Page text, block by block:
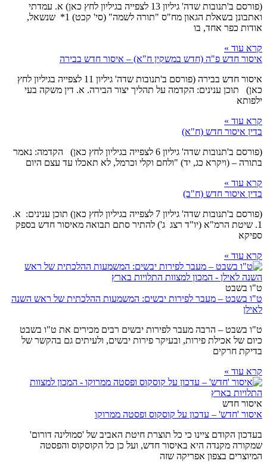
(פורסם ב'תנובות שדה' גיליון 13 לצפייה בגיליון לחץ כאן) א. עמדתי
ואתבונן בשאלת הגאון מח"ס "תורה לשמה" (סי' קכט) 1* שנשאל,
אודות כפר אחד, בו
קרא עוד »
איסור חדש פ"ה (חדש במשקין ח"א) – איסור חדש בבירה
איסור חדש בבירה (פורסם ב'תנובות שדה' גיליון 11 לצפייה בגיליון לחץ
כאן) תוכן ענינים: הקדמה על תהליך יצור הבירה. א. דין משקה בעי
ילפותא
קרא עוד »
בדין איסור חדש (ח"א)
(פורסם ב'תנובות שדה' גיליון 6 לצפייה בגיליון לחץ כאן) הקדמה: נאמר
בתורה – (ויקרא כג, יד) "ולחם וקלי וכרמל, לא תאכלו עד עצם היום
קרא עוד »
בדין איסור חדש (ח"ב)
(פורסם ב'תנובות שדה' גיליון 7 לצפייה בגיליון לחץ כאן) תוכן ענינים: א.
1. שיטת הרמ"א (יו"ד רצג ג') להתיר סתם תבואה מאיסור חדש בספק
ספיקא
קרא עוד »
ט"ו בשבט
ט"ו בשבט – מעבר לפירות יבשים: המשמעות ההלכתית של ראש השנה
לאילן
ט"ו בשבט – הרבה מעבר לפירות יבשים רבים מכירים את ט"ו בשבט
כיום של אכילת פירות, ובעיקר פירות יבשים, ולעיתים גם בהקשר של
בדיקת חרקים
קרא עוד »
איסור חדש
איסור 'חדש' – עדכון על קוסקוס ופסטה ממרוקו
בעדכון הקודם ציינו כי כל תוצרת חיטת האביב של 'סמולינה דורום'
שמקורה מקנדה היא באיסור חדש, ועל כן כל הקוסקוס והפסטה
המיוצרים בצפון אפריקה שזה